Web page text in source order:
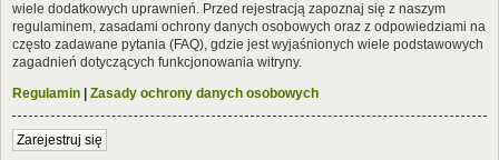
wiele dodatkowych uprawnień. Przed rejestracją zapoznaj się z naszym
regulaminem, zasadami ochrony danych osobowych oraz z odpowiedziami na
często zadawane pytania (FAQ), gdzie jest wyjaśnionych wiele podstawowych
zagadnień dotyczących funkcjonowania witryny.
Regulamin | Zasady ochrony danych osobowych
Zarejestruj się